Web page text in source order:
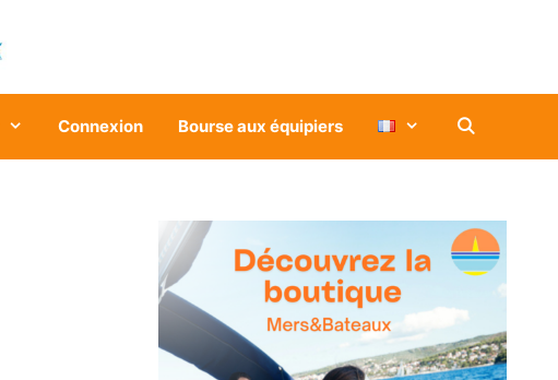
Connexion Bourse aux équipiers